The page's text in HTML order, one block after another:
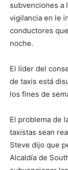
subvenciones a
vigilancia en le
conductores
noche.
El líder del
de taxis está
los fines de
El problema de
taxistas sean
Steve dijo que
Alcaldía de